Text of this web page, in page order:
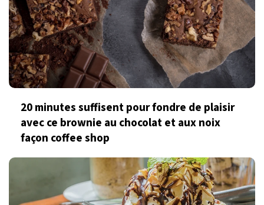
20 minutes suffisent pour fondre de plaisir
avec ce brownie au chocolat et aux noix
façon coffee shop